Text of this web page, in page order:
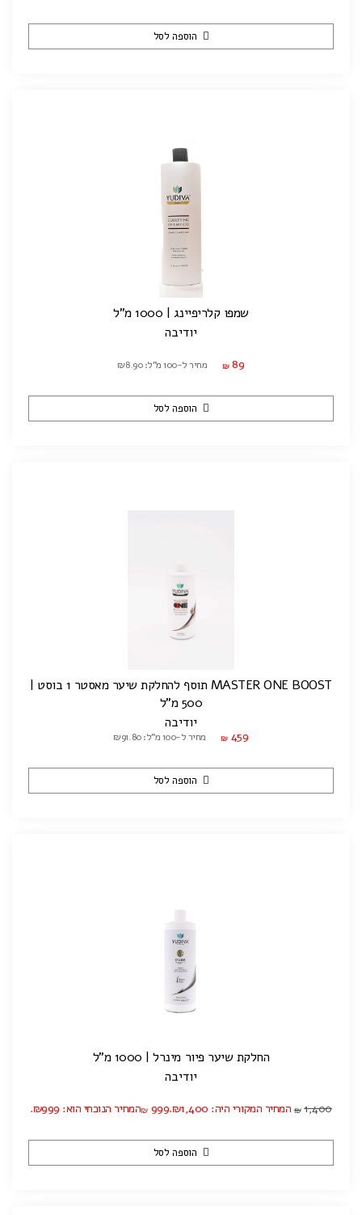
הוספה לסל
שמפו קלריפיינג | 1000 מ"ל
יודיבה
₪ 89 מחיר ל-100 מ"ל: ₪8.90
הוספה לסל
MASTER ONE BOOST תוסף להחלקת שיער מאסטר 1 בוסט |
500 מ"ל
יודיבה
₪ 459 מחיר ל-100 מ"ל: ₪91.80
הוספה לסל
החלקת שיער פיור מינרל | 1000 מ”ל
יודיבה
₪ 1,400 המחיר המקורי היה: ₪1,400. ₪ 999 המחיר הנוכחי הוא: ₪999.
הוספה לסל